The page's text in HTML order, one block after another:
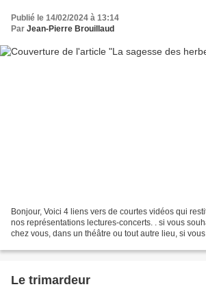
Publié le 14/02/2024 à 13:14
Par Jean-Pierre Brouillaud
Bonjour, Voici 4 liens vers de courtes vidéos qui
nos représentations lectures-concerts. . si vous
chez vous, dans un théâtre ou tout autre lieu, si
Le trimardeur